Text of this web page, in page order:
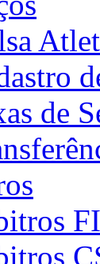
de